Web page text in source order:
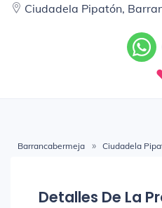
Ciudadela Pipatón,
Barrancabermeja Ciudadela
Detalles De La